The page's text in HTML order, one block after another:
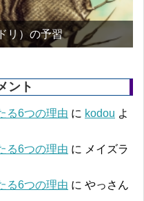
リ）の予習
ント
る6つの理由 に kodou よ
る6つの理由 に メイズラ
る6つの理由 に やっさん